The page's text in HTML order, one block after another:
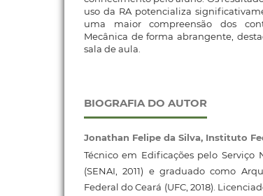
uso da RA potencializa
uma maior compreensão dos
Mecânica de forma abrangente,
sala de aula.
BIOGRAFIA DO AUTOR
Jonathan Felipe da Silva, Instituto
Técnico em Edificações pelo
(SENAI, 2011) e graduado como
Federal do Ceará (UFC, 2018).